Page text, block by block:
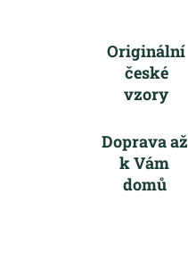
Originální
české
vzory
Doprava až
k Vám
domů